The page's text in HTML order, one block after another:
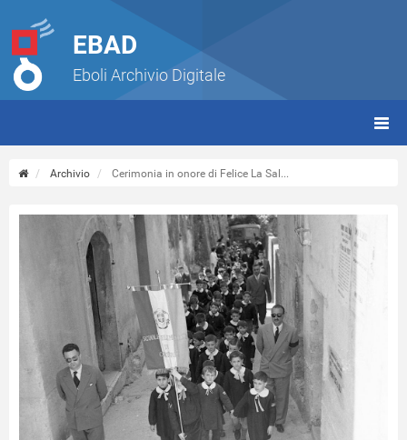
EBAD
Eboli Archivio Digitale
Archivio Cerimonia in onore di Felice La Sal...